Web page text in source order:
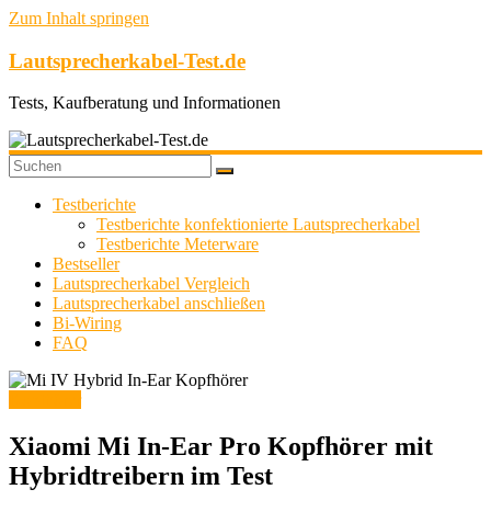
Zum Inhalt springen
Lautsprecherkabel-Test.de
Tests, Kaufberatung und Informationen
Testberichte
Testberichte konfektionierte Lautsprecherkabel
Testberichte Meterware
Bestseller
Lautsprecherkabel Vergleich
Lautsprecherkabel anschließen
Bi-Wiring
FAQ
Xiaomi Mi In-Ear Pro Kopfhörer mit
Hybridtreibern im Test